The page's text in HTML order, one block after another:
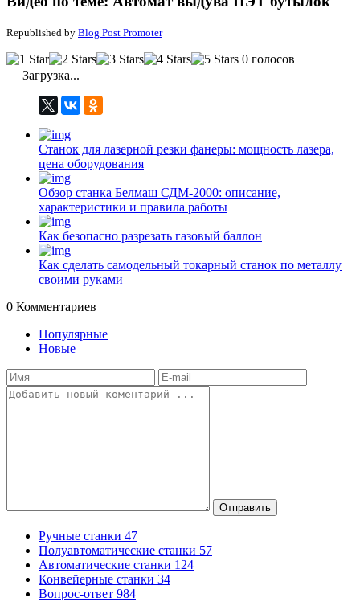
Republished by Blog Post Promoter
0 голосов
Загрузка...
Станок для лазерной резки фанеры: мощность лазера,
цена оборудования
Обзор станка Белмаш СДМ-2000: описание,
характеристики и правила работы
Как безопасно разрезать газовый баллон
Как сделать самодельный токарный станок по металлу
своими руками
0 Комментариев
Популярные
Новые
Отправить
Ручные станки 47
Полуавтоматические станки 57
Автоматические станки 124
Конвейерные станки 34
Вопрос-ответ 984